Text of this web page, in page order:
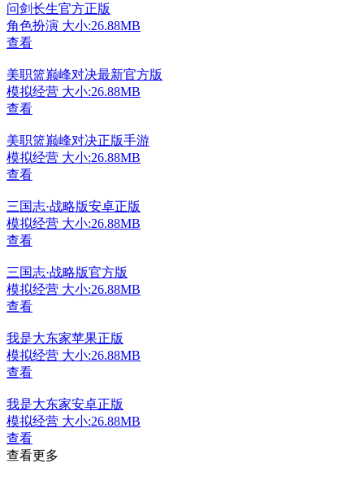
问剑长生官方正版
角色扮演 大小:26.88MB
查看
美职篮巅峰对决最新官方版
模拟经营 大小:26.88MB
查看
美职篮巅峰对决正版手游
模拟经营 大小:26.88MB
查看
三国志·战略版安卓正版
模拟经营 大小:26.88MB
查看
三国志·战略版官方版
模拟经营 大小:26.88MB
查看
我是大东家苹果正版
模拟经营 大小:26.88MB
查看
我是大东家安卓正版
模拟经营 大小:26.88MB
查看
查看更多